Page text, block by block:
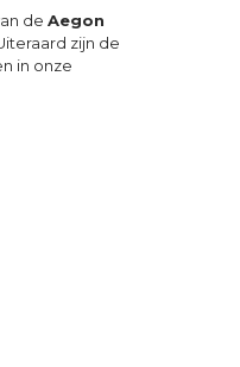
de Aegon
zijn de
in onze